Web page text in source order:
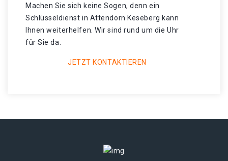
Machen Sie sich keine Sogen, denn ein
Schlüsseldienst in Attendorn Keseberg kann
Ihnen weiterhelfen. Wir sind rund um die Uhr
für Sie da.
JETZT KONTAKTIEREN